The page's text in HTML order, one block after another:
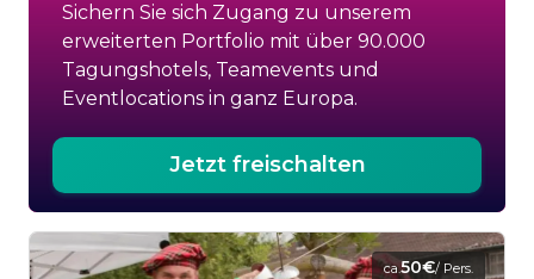
Sichern Sie sich Zugang zu unserem
erweiterten Portfolio mit über 90.000
Tagungshotels, Teamevents und
Eventlocations in ganz Europa.
Jetzt freischalten
ca.50€/ Pers.